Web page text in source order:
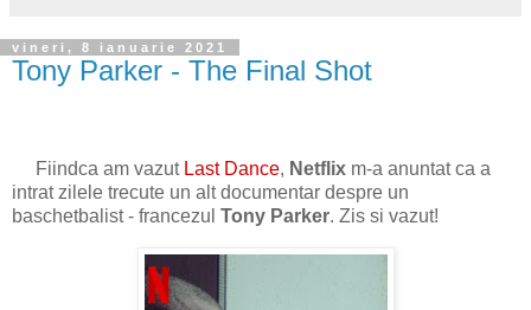
vineri, 8 ianuarie 2021
Tony Parker - The Final Shot
Fiindca am vazut Last Dance, Netflix m-a anuntat ca a
intrat zilele trecute un alt documentar despre un
baschetbalist - francezul Tony Parker. Zis si vazut!